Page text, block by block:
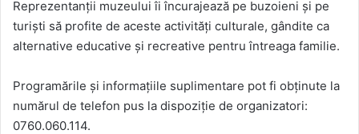
Reprezentanții muzeului îi încurajează pe buzoieni și pe
turiști să profite de aceste activități culturale, gândite ca
alternative educative și recreative pentru întreaga familie.
Programările și informațiile suplimentare pot fi obținute la
numărul de telefon pus la dispoziție de organizatori:
0760.060.114.